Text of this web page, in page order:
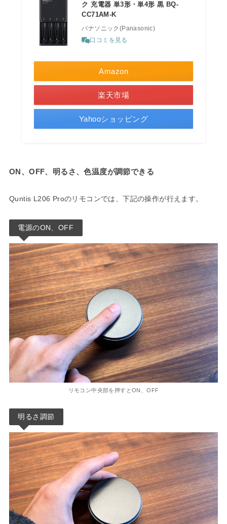
ク 充電器 単3形・単4形 黒 BQ-
CC71AM-K
パナソニック(Panasonic)
口コミを見る
Amazon
楽天市場
Yahooショッピング
ON、OFF、明るさ、色温度が調節できる
Quntis L206 Proのリモコンでは、下記の操作が行えます。
電源のON、OFF
リモコン中央部を押すとON、OFF
明るさ調節